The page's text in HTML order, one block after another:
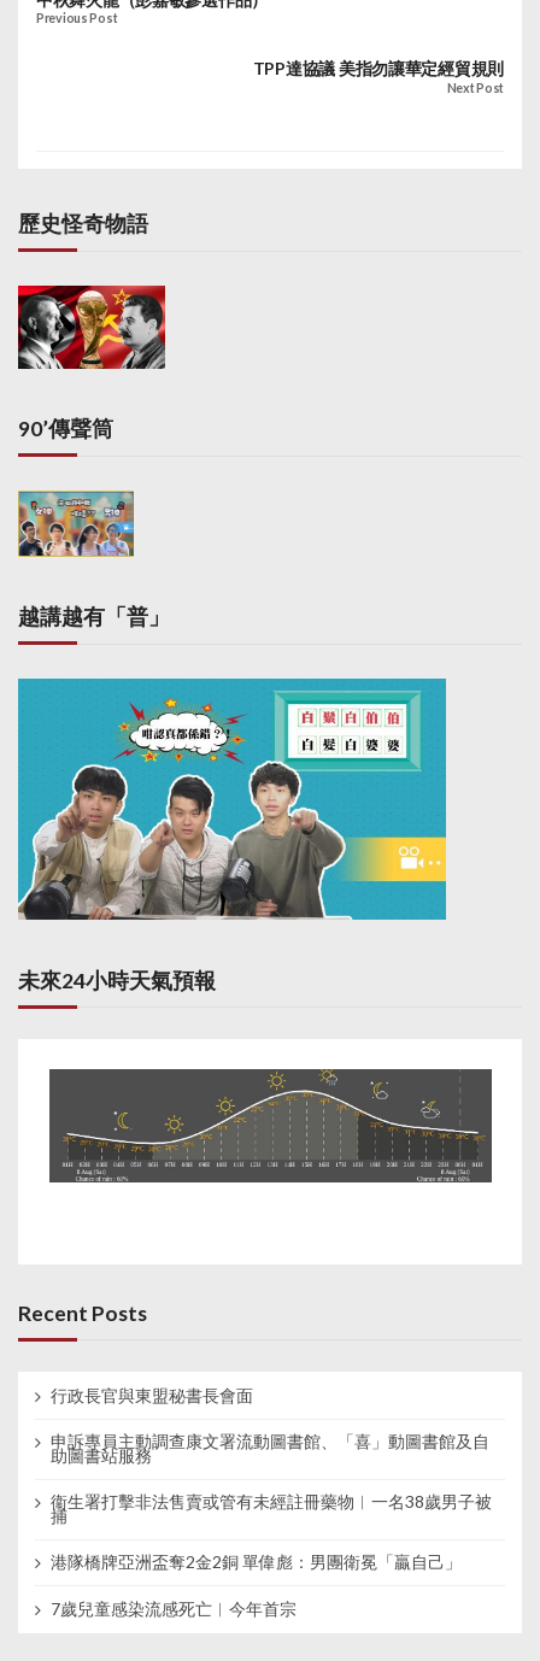
Previous Post
TPP達協議 美指勿讓華定經貿規則
Next Post
歷史怪奇物語
90’傳聲筒
越講越有「普」
未來24小時天氣預報
Recent Posts
行政長官與東盟秘書長會面
申訴專員主動調查康文署流動圖書館、「喜」動圖書館及自
助圖書站服務
衞生署打擊非法售賣或管有未經註冊藥物︱一名38歲男子被
捕
港隊橋牌亞洲盃奪2金2銅 單偉彪：男團衛冕「贏自己」
7歲兒童感染流感死亡︱今年首宗